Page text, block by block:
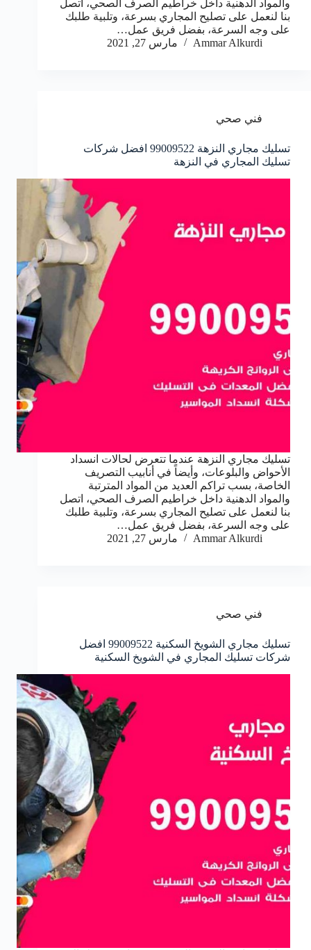
والمواد الدهنية داخل خراطيم الصرف الصحي، اتصل
بنا لنعمل على تصليح المجاري بسرعة، وتلبية طلبك
على وجه السرعة، بفضل فريق عمل…
Ammar Alkurdi
مارس 27, 2021
فني صحي
تسليك مجاري النزهة 99009522 افضل شركات
تسليك المجاري في النزهة
تسليك مجاري النزهة عندما تتعرض لحالات انسداد
الأحواض والبلوعات، وأيضاً في أنابيب التصريف
الخاصة، بسب تراكم العديد من المواد المترتبة
والمواد الدهنية داخل خراطيم الصرف الصحي، اتصل
بنا لنعمل على تصليح المجاري بسرعة، وتلبية طلبك
على وجه السرعة، بفضل فريق عمل…
Ammar Alkurdi
مارس 27, 2021
فني صحي
تسليك مجاري الشويخ السكنية 99009522 افضل
شركات تسليك المجاري في الشويخ السكنية